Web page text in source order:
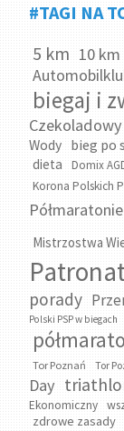
#TAGI NA
5 km 10 km
biegaj i
Czekoladowy
Wody bieg po
dieta Domix
Korona Polskich
Półmaratonie
Mistrzostwa
porady
Polski PSP w biegach
Tor Poznań Tor
Day
Ekonomiczny
zdrowe zasady